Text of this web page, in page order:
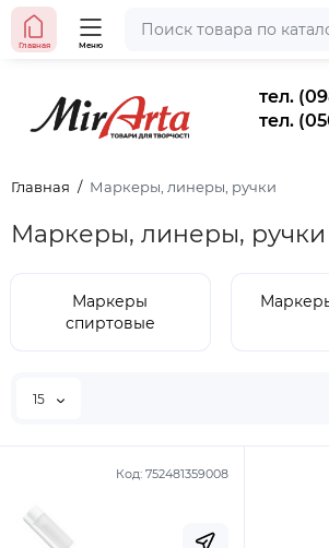
тел.
тел.
Главная Меню
Главная Маркеры, линеры, ручки
Маркеры, линеры, ручки
Маркеры
спиртовые
15
Код: 752481359008